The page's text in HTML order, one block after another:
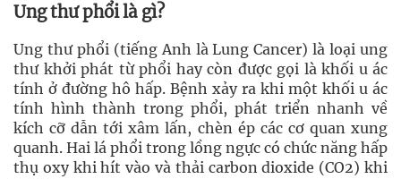
Ung thư phổi là gì?
Ung thư phổi (tiếng Anh là Lung Cancer) là loại ung
thư khởi phát từ phổi hay còn được gọi là khối u ác
tính ở đường hô hấp. Bệnh xảy ra khi một khối u ác
tính hình thành trong phổi, phát triển nhanh về
kích cỡ dẫn tới xâm lấn, chèn ép các cơ quan xung
quanh. Hai lá phổi trong lồng ngực có chức năng hấp
thụ oxy khi hít vào và thải carbon dioxide (CO2) khi